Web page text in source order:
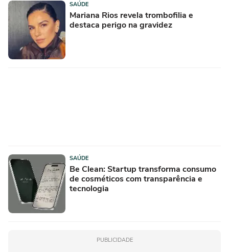
SAÚDE
Mariana Rios revela trombofilia e
destaca perigo na gravidez
SAÚDE
Be Clean: Startup transforma consumo
de cosméticos com transparência e
tecnologia
PUBLICIDADE